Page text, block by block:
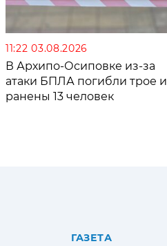
11:22 03.08.2026
В Архипо-Осиповке из-за
атаки БПЛА погибли трое и
ранены 13 человек
ГАЗЕТА